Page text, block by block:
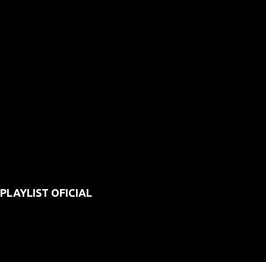
PLAYLIST OFICIAL